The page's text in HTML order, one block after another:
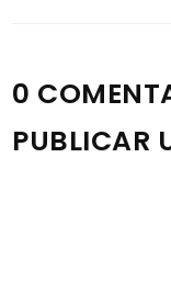
0
PUBLICAR